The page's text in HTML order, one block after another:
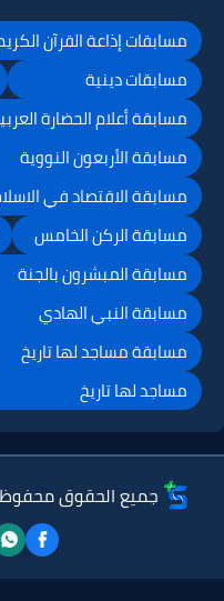
مسابقات إذاعة القرآن الكريم
مسابقات دينية
مسابقة أعلام الحضارة العربية
مسابقة الأربعون النووية
مسابقة الاقتصاد في الاسلام
مسابقة الركن الخامس
مسابقة المبشرون بالجنة
مسابقة النبي الهادي
مسابقة مساجد لها تاريخ
مساجد لها تاريخ
جميع الحقوق محفوظة